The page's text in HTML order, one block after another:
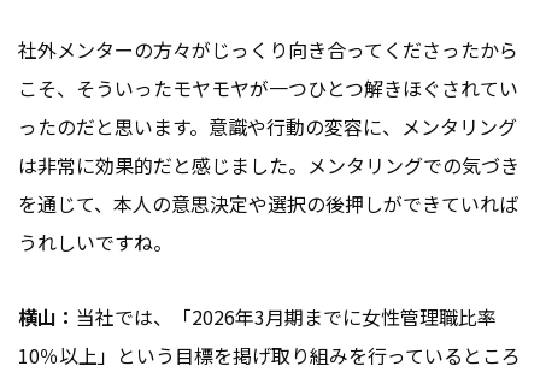
社外メンターの方々がじっくり向き合ってくださったから
こそ、そういったモヤモヤが一つひとつ解きほぐされてい
ったのだと思います。意識や行動の変容に、メンタリング
は非常に効果的だと感じました。メンタリングでの気づき
を通じて、本人の意思決定や選択の後押しができていれば
うれしいですね。
横山： 当社では、「2026年3月期までに女性管理職比率
10％以上」という目標を掲げ取り組みを行っているところ